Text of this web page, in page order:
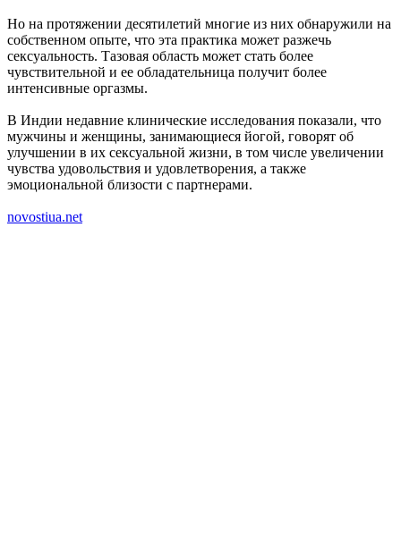
Но на протяжении десятилетий многие из них обнаружили на
собственном опыте, что эта практика может разжечь
сексуальность. Тазовая область может стать более
чувствительной и ее обладательница получит более
интенсивные оргазмы.
В Индии недавние клинические исследования показали, что
мужчины и женщины, занимающиеся йогой, говорят об
улучшении в их сексуальной жизни, в том числе увеличении
чувства удовольствия и удовлетворения, а также
эмоциональной близости с партнерами.
novostiua.net